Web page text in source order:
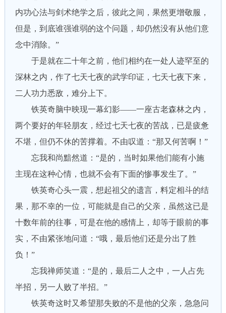
内功心法与剑术绝学之后，彼此之间，果然更增敬服，
但是，到底谁强谁弱的这个问题，却仍然没有从他们意
念中消除。”
于是就在二十年之前，他们相约在一处人迹罕至的
深林之内，作了七天七夜的武学印证，七天七夜下来，
二人功力悉敌，难分上下。
铁英奇脑中映现一幕幻影——一座古老森林之内，
两个要好的年轻朋友，经过七天七夜的苦战，已是疲惫
不堪，但仍不休的苦撑着。不由叹道：“那又何苦啊！”
忘我和尚黯然道：“是的，当时如果他们能有小施
主现在这种心情，也就不会有下面的惨事发生了。”
铁英奇心头一震，想起祖父的遗言，料定相斗的结
果，那不幸的一位，可能就是自己的父亲，虽然这已是
十数年前的往事，可是在他的感情上，却等于眼前的事
实，不由紧张地问道：“哦，最后他们还是分出了胜
负！”
忘我禅师笑道：“是的，最后二人之中，一人占先
半招，另一人败了半招。”
铁英奇这时又希望那失败的不是他的父亲，急急问